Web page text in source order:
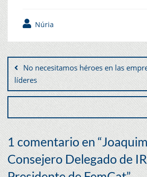
Núria
No necesitamos héroes en las
líderes
1 comentario en “
Consejero Delegado de